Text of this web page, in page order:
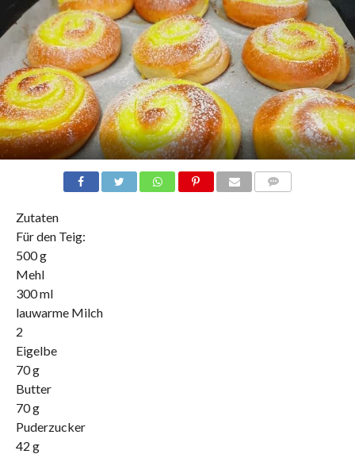
Zutaten
Für den Teig:
500 g
Mehl
300 ml
lauwarme Milch
2
Eigelbe
70 g
Butter
70 g
Puderzucker
42 g